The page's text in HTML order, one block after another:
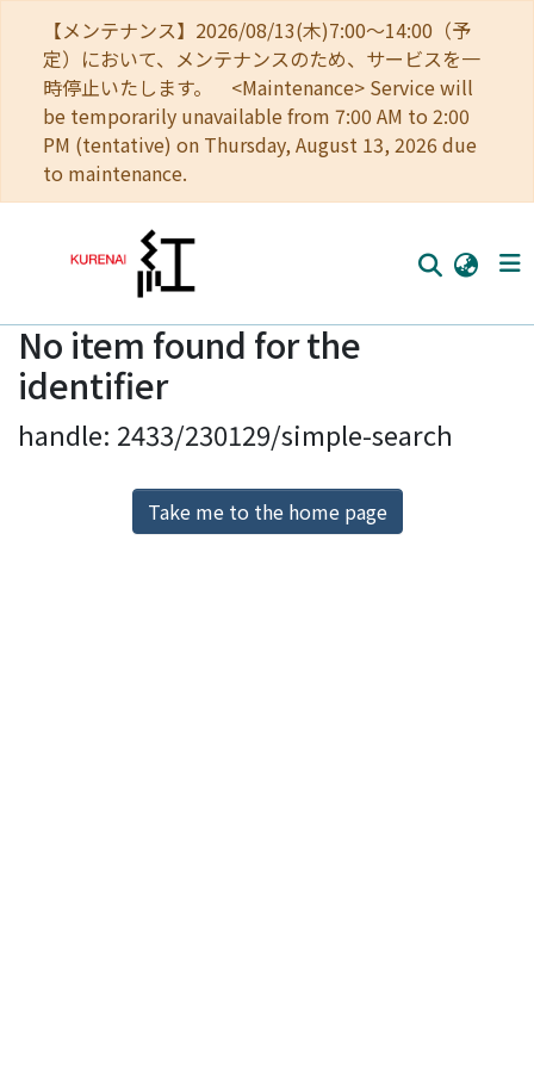
【メンテナンス】2026/08/13(木)7:00～14:00（予
定）において、メンテナンスのため、サービスを一
時停止いたします。 <Maintenance> Service will
be temporarily unavailable from 7:00 AM to 2:00
PM (tentative) on Thursday, August 13, 2026 due
to maintenance.
Home
Communities
Browse
Download Ranking
No item found for the
identifier
handle: 2433/230129/simple-search
Take me to the home page